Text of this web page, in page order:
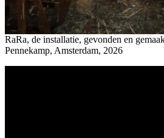
RaRa, de installatie, gevonden en
Pennekamp, Amsterdam, 2026